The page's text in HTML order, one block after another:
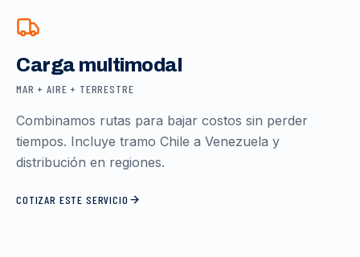
Carga multimodal
MAR + AIRE + TERRESTRE
Combinamos rutas para bajar costos sin perder
tiempos. Incluye tramo Chile a Venezuela y
distribución en regiones.
COTIZAR ESTE SERVICIO